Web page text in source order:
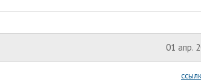
01 апр.